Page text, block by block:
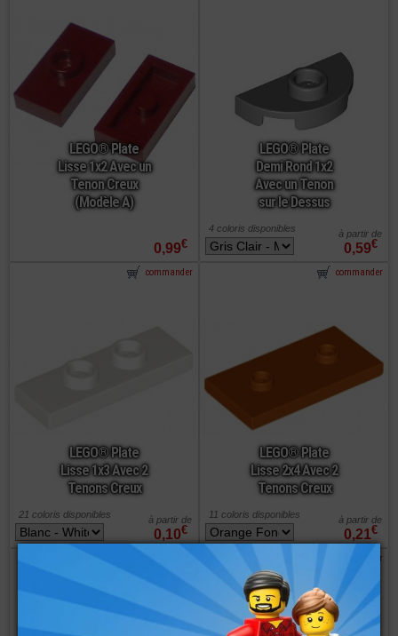
LEGO® Plate
Lisse 1x2 Avec un
Tenon Creux
(Modèle A)
0,99€
LEGO® Plate
Demi Rond 1x2
Avec un Tenon
sur le Dessus
0,59€
à partir de
4 coloris disponibles
LEGO® Plate
Lisse 1x3 Avec 2
Tenons Creux
0,10€
à partir de
commander
21 coloris disponibles
LEGO® Plate
Lisse 2x4 Avec 2
Tenons Creux
0,21€
à partir de
commander
11 coloris disponibles
commander commander